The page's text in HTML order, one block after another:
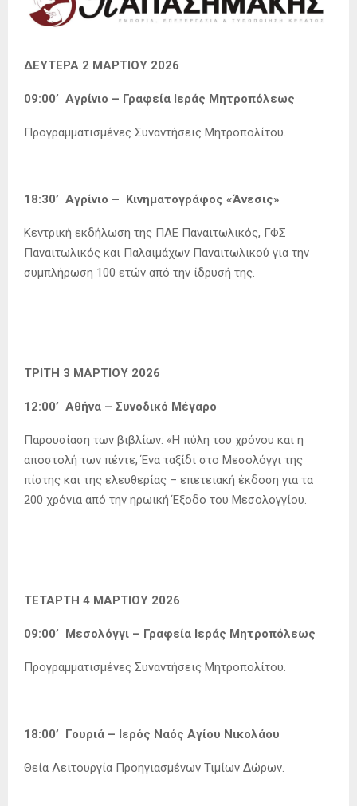
ΔΕΥΤΕΡΑ 2 ΜΑΡΤΙΟΥ 2026
09:00’ Αγρίνιο – Γραφεία Ιεράς Μητροπόλεως
Προγραμματισμένες Συναντήσεις Μητροπολίτου.
18:30’ Αγρίνιο – Κινηματογράφος «Άνεσις»
Κεντρική εκδήλωση της ΠΑΕ Παναιτωλικός, ΓΦΣ
Παναιτωλικός και Παλαιμάχων Παναιτωλικού για την
συμπλήρωση 100 ετών από την ίδρυσή της.
ΤΡΙΤΗ 3 ΜΑΡΤΙΟΥ 2026
12:00’ Αθήνα – Συνοδικό Μέγαρο
Παρουσίαση των βιβλίων: «Η πύλη του χρόνου και η
αποστολή των πέντε, Ένα ταξίδι στο Μεσολόγγι της
πίστης και της ελευθερίας – επετειακή έκδοση για τα
200 χρόνια από την ηρωική Έξοδο του Μεσολογγίου.
ΤΕΤΑΡΤΗ 4 ΜΑΡΤΙΟΥ 2026
09:00’ Μεσολόγγι – Γραφεία Ιεράς Μητροπόλεως
Προγραμματισμένες Συναντήσεις Μητροπολίτου.
18:00’ Γουριά – Ιερός Ναός Αγίου Νικολάου
Θεία Λειτουργία Προηγιασμένων Τιμίων Δώρων.